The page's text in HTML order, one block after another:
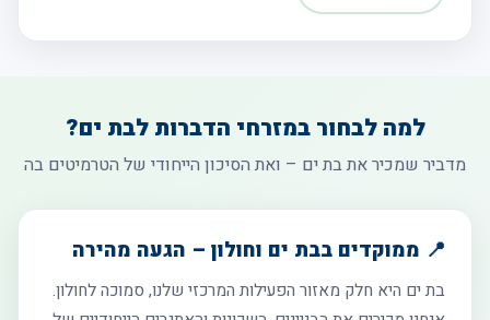
למה לבחור במזרחי הדברות לבת ים?
מדביר שמכיר את בת ים – ואת הסיכון הייחודי של הטרמיטים בה
📍 ממוקדים בבת ים וחולון – הגעה מהירה
בת ים היא חלק מאזור הפעילות המרכזי שלנו, סמוכה לחולון.